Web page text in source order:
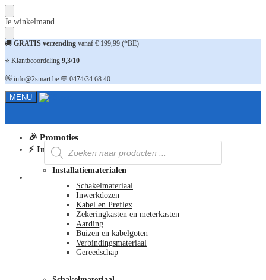
Skip
to
navigation
Skip
to
content
Je winkelmand
🚚 GRATIS verzending vanaf € 199,99 (*BE)
⭐ Klantbeoordeling 9,3/10
👋 info@2smart.be 💬 0474/34.68.40
MENU
Producten
zoeken
🎉 Promoties
⚡ Installatiematerialen
Installatiematerialen
Schakelmateriaal
Inwerkdozen
Kabel en Preflex
Zekeringkasten en meterkasten
Aarding
Buizen en kabelgoten
Verbindingsmateriaal
Gereedschap